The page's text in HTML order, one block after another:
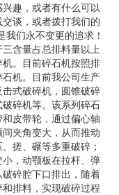
趣，或者有什么可以
谈，或者拨打我们的
们永不变更的追求！
含量占总排料量以上
。目前碎石机按照排
机。目前我公司生产
式破碎机，圆锥破碎
碎机等。该系列碎石
皮带轮，通过偏心轴
夹角变大，从而推动
搓、碾等多重破碎；
，动颚板在拉杆、弹
碎腔下口排出，随着
排料，实现破碎过程